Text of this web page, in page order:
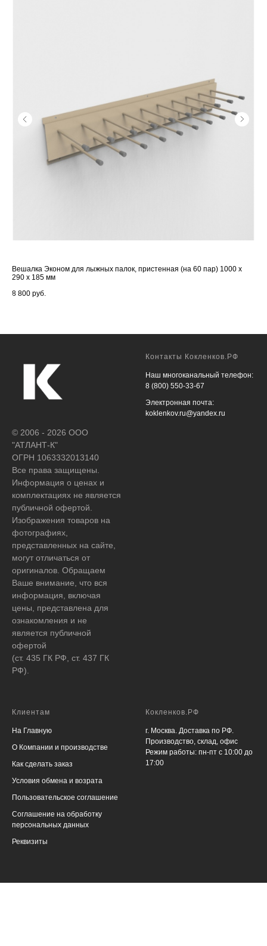
Вешалка Эконом для лыжных палок, пристенная (на 60 пар) 1000 х
290 х 185 мм
8 800 руб.
© 2006 - 2026 ООО
"АТЛАНТ-К"
ОГРН 1063332013140
Все права защищены.
Информация о ценах и
комплектациях не является
публичной офертой.
Изображения товаров на
фотографиях,
представленных на сайте,
могут отличаться от
оригиналов. Обращаем
Ваше внимание, что вся
информация, включая
цены, представлена для
ознакомления и не
является публичной
офертой
(ст. 435 ГК РФ, ст. 437 ГК
РФ).
Контакты Кокленков.РФ
Наш многоканальный телефон:
8 (800) 550-33-67
Электронная почта:
koklenkov.ru@yandex.ru
Клиентам
На Главную
О Компании и производстве
Как сделать заказ
Условия обмена и возрата
Пользовательское соглашение
Соглашение на обработку
персональных данных
Реквизиты
Кокленков.РФ
г. Москва. Доставка по РФ.
Производство, склад, офис
Режим работы: пн-пт с 10:00 до
17:00